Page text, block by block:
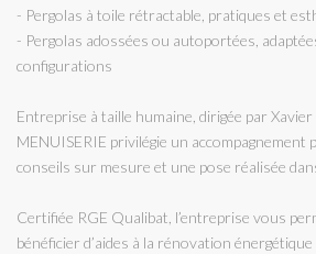
- Pergolas à toile rétractable, pratiques et
- Pergolas adossées ou autoportées,
configurations
Entreprise à taille humaine, dirigée par
MENUISERIE privilégie un accompagnement
conseils sur mesure et une pose réalisée
Certifiée RGE Qualibat, l’entreprise vous
bénéficier d’aides à la rénovation